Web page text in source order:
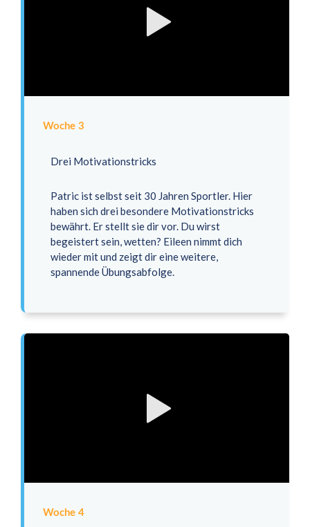
Woche 3
Drei Motivationstricks
Patric ist selbst seit 30 Jahren Sportler. Hier
haben sich drei besondere Motivationstricks
bewährt. Er stellt sie dir vor. Du wirst
begeistert sein, wetten? Eileen nimmt dich
wieder mit und zeigt dir eine weitere,
spannende Übungsabfolge.
Woche 4